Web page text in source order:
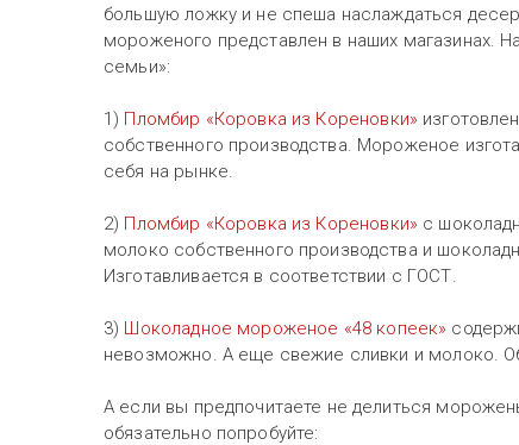
большую ложку и не спеша наслаждаться
мороженого представлен в наших магазинах.
семьи»:
1) Пломбир «Коровка из Кореновки»
собственного производства. Мороженое
себя на рынке.
2) Пломбир «Коровка из Кореновки» с
молоко собственного производства и
Изготавливается в соответствии с ГОСТ.
3) Шоколадное мороженое «48 копеек»
невозможно. А еще свежие сливки и молоко.
А если вы предпочитаете не делиться
обязательно попробуйте: